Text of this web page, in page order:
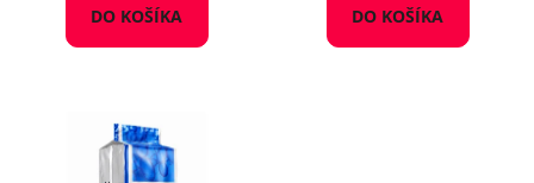
DO KOŠÍKA DO KOŠÍKA